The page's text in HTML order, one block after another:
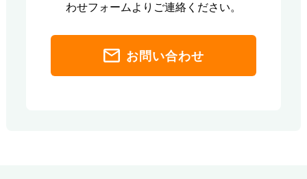
わせフォームよりご連絡ください。
お問い合わせ